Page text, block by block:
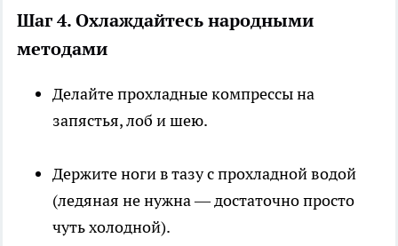
Шаг 4. Охлаждайтесь народными
методами
Делайте прохладные компрессы на
запястья, лоб и шею.
Держите ноги в тазу с прохладной водой
(ледяная не нужна — достаточно просто
чуть холодной).